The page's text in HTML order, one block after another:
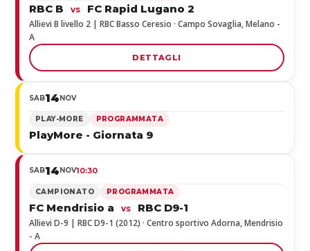
RBC B vs FC Rapid Lugano 2
Allievi B livello 2 | RBC Basso Ceresio · Campo Sovaglia, Melano -
A
DETTAGLI
SAB14NOV
PLAY-MORE PROGRAMMATA
PlayMore - Giornata 9
SAB14NOV10:30
CAMPIONATO PROGRAMMATA
FC Mendrisio a vs RBC D9-1
Allievi D-9 | RBC D9-1 (2012) · Centro sportivo Adorna, Mendrisio
- A